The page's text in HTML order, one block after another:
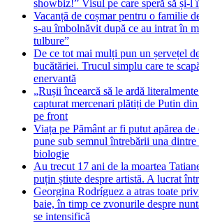
showbiz!” Visul pe care speră să și-l
Vacanță de coșmar pentru o familie
s-au îmbolnăvit după ce au intrat în
tulbure”
De ce tot mai mulți pun un șervețel
bucătăriei. Trucul simplu care te
enervantă
„Rușii încearcă să le ardă
capturat mercenari plătiți de Putin
pe front
Viața pe Pământ ar fi putut apărea
pune sub semnul întrebării una
biologie
Au trecut 17 ani de la moartea
puțin știute despre artistă. A lucrat
Georgina Rodríguez a atras toate
baie, în timp ce zvonurile despre
se intensifică